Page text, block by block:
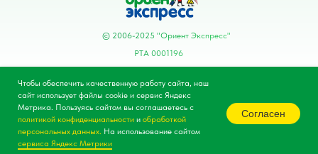
Чтобы обеспечить качественную работу сайта, наш
сайт использует файлы cookie и сервис Яндекс
Метрика. Пользуясь сайтом вы соглашаетесь с
политикой конфиденциальности и обработкой
персональных данных. На использование сайтом
сервиса Яндекс Метрики
Согласен
© 2006-2025 "Ориент Экспресс"
Договор Публичной Оферты
Согласие на обработку персональных
данных
Согласие на использование сервиса
РТА 0001196